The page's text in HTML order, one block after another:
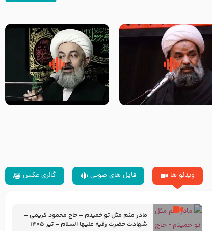
سلام جوانی که امام حسین علیه
السلام خودش جوابش را دادند
زیارتی که اسباب رزق زیاد و عمر
طولانی است حجت السلام حسین
ویدئو ها فایل های صوتی گالری عکس
مادر منم مثل تو خمیدم – حاج محمود کریمی –
شهادت حضرت رقیه علیها السلام – تیر ۱۴۰۵